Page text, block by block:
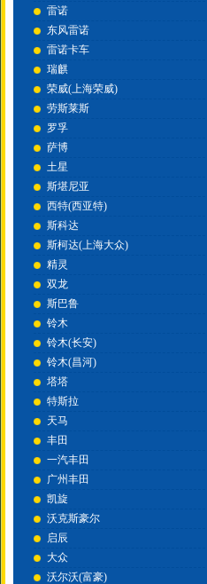
雷诺
东风雷诺
雷诺卡车
瑞麒
荣威(上海荣威)
劳斯莱斯
罗孚
萨博
土星
斯堪尼亚
西特(西亚特)
斯科达
斯柯达(上海大众)
精灵
双龙
斯巴鲁
铃木
铃木(长安)
铃木(昌河)
塔塔
特斯拉
天马
丰田
一汽丰田
广州丰田
凯旋
沃克斯豪尔
启辰
大众
沃尔沃(富豪)